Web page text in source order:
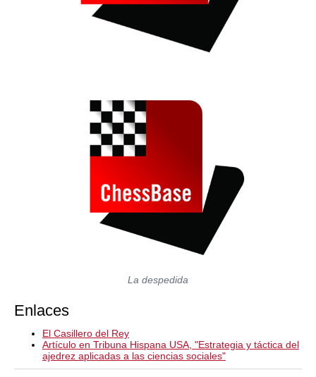
La despedida
Enlaces
El Casillero del Rey
Artículo en Tribuna Hispana USA, "Estrategia y táctica del
ajedrez aplicadas a las ciencias sociales"